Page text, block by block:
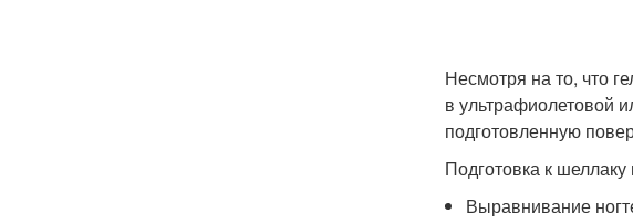
Несмотря на то, что
в ультрафиолетовой
подготовленную
Подготовка к
Выравнивание